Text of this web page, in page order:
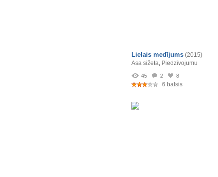
Lielais medījums (2015)
Asa sižeta, Piedzīvojumu
45 2 8
6 balsis